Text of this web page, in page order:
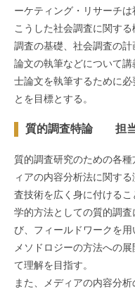
ーケティング・リサーチは
こうした社会調査に関す
調査の基礎、社会調査の計
論文の執筆などについて
士論文を執筆するために
とを目標とする。
質的調査特論 担当
質的調査研究のための各
ィアの内容分析法に関す
査技術を広く身に付ける
学的方法としての質的調
び、フィールドワークを
メソドロジーの方法への
て理解を目指す。
また、メディアの内容分